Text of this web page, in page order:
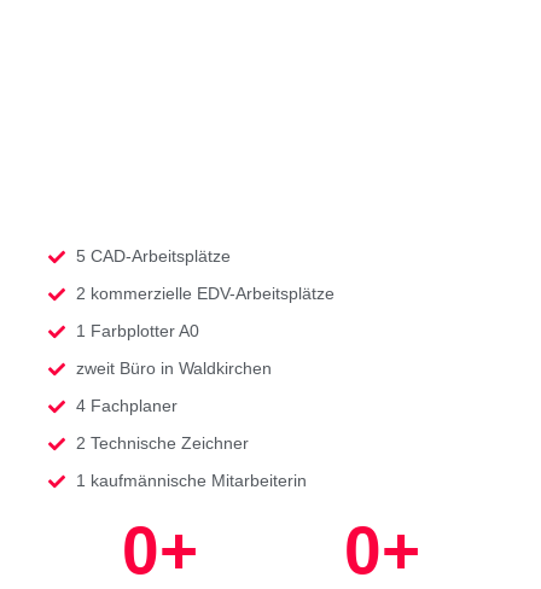
5 CAD-Arbeitsplätze
2 kommerzielle EDV-Arbeitsplätze
1 Farbplotter A0
zweit Büro in Waldkirchen
4 Fachplaner
2 Technische Zeichner
1 kaufmännische Mitarbeiterin
0+ 0+